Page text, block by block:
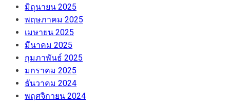
มิถุนายน 2025
พฤษภาคม 2025
เมษายน 2025
มีนาคม 2025
กุมภาพันธ์ 2025
มกราคม 2025
ธันวาคม 2024
พฤศจิกายน 2024